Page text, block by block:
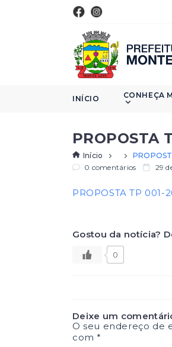
INÍCIO CONHEÇA
PROPOSTA
Início
0 comentários
29
PROPOSTA TP
Gostou da notícia?
0
Deixe um
O seu endereço de
com*